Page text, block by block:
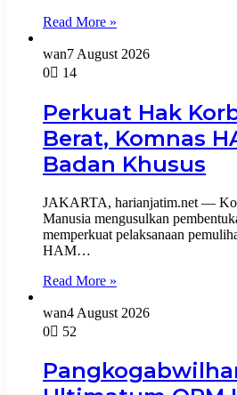
Read More »
wan7 August 2026
0
14
Perkuat Hak
Berat, Komnas
Badan Khusus
JAKARTA, harianjatim.net —
Manusia mengusulkan
memperkuat pelaksanaan
HAM…
Read More »
wan4 August 2026
0
52